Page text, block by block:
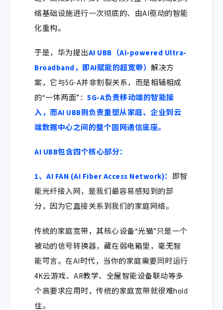
络基础设施进行一次彻底的、由AI驱动的智能
化重构。
于是，华为提出AI UBB（AI-powered Ultra-
Broadband，即AI赋能的超宽带）解决方
案，它与5G-A并非割裂关系，而是相辅相成
的“一体两面”：5G-A负责移动端的智能接
入，而AI UBB则负责重塑从家庭、企业到云
端数据中心之间的整个固网通信底座。
AI UBB包含四个核心部分：
1、AI FAN (AI Fiber Access Network)： 即智
能光纤接入网，是我们最容易感知到的部
分，因为它直接关系到我们的家庭网络。
传统的家庭宽带，其核心设备“光猫”只是一个
被动的信号转换器，藏在弱电箱里，毫无智
能可言。在AI时代，当你的家庭需要同时运行
4K云游戏、AR教学、全屋智能设备联动等多
个高要求应用时，传统的家庭宽带就很难hold
住。